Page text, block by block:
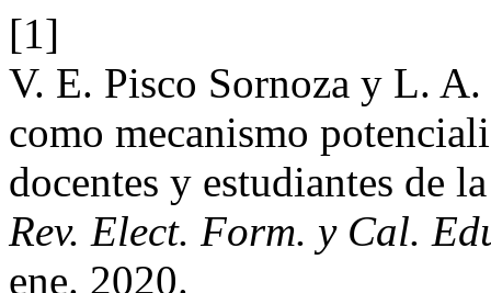
[1]
V. E. Pisco Sornoza y L.
como mecanismo
docentes y estudiantes de
Rev. Elect. Form. y Cal.
ene. 2020.